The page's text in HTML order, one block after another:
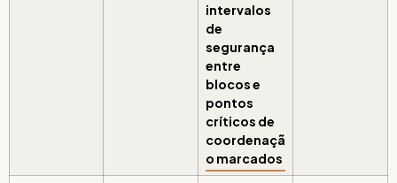
intervalos
de
segurança
entre
blocos e
pontos
críticos de
coordenaçã
o marcados